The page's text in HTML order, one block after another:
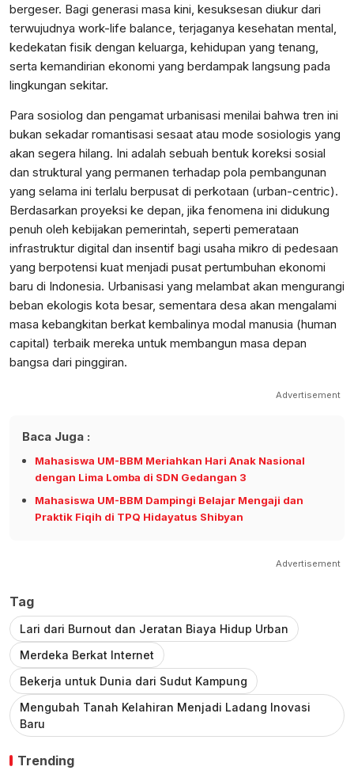
bergeser. Bagi generasi masa kini, kesuksesan diukur dari
terwujudnya work-life balance, terjaganya kesehatan mental,
kedekatan fisik dengan keluarga, kehidupan yang tenang,
serta kemandirian ekonomi yang berdampak langsung pada
lingkungan sekitar.
Para sosiolog dan pengamat urbanisasi menilai bahwa tren ini
bukan sekadar romantisasi sesaat atau mode sosiologis yang
akan segera hilang. Ini adalah sebuah bentuk koreksi sosial
dan struktural yang permanen terhadap pola pembangunan
yang selama ini terlalu berpusat di perkotaan (urban-centric).
Berdasarkan proyeksi ke depan, jika fenomena ini didukung
penuh oleh kebijakan pemerintah, seperti pemerataan
infrastruktur digital dan insentif bagi usaha mikro di pedesaan
yang berpotensi kuat menjadi pusat pertumbuhan ekonomi
baru di Indonesia. Urbanisasi yang melambat akan mengurangi
beban ekologis kota besar, sementara desa akan mengalami
masa kebangkitan berkat kembalinya modal manusia (human
capital) terbaik mereka untuk membangun masa depan
bangsa dari pinggiran.
Advertisement
Baca Juga :
Mahasiswa UM-BBM Meriahkan Hari Anak Nasional
dengan Lima Lomba di SDN Gedangan 3
Mahasiswa UM-BBM Dampingi Belajar Mengaji dan
Praktik Fiqih di TPQ Hidayatus Shibyan
Advertisement
Tag
Lari dari Burnout dan Jeratan Biaya Hidup Urban
Merdeka Berkat Internet
Bekerja untuk Dunia dari Sudut Kampung
Mengubah Tanah Kelahiran Menjadi Ladang Inovasi
Baru
Trending